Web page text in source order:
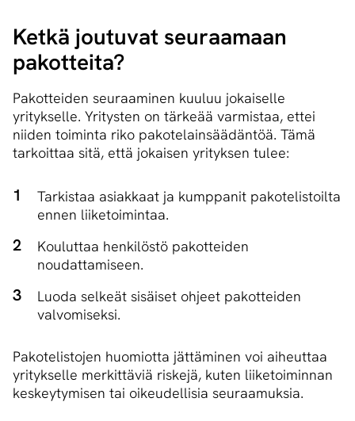
Ketkä joutuvat seuraamaan
pakotteita?
Pakotteiden seuraaminen kuuluu jokaiselle
yritykselle. Yritysten on tärkeää varmistaa, ettei
niiden toiminta riko pakotelainsäädäntöä. Tämä
tarkoittaa sitä, että jokaisen yrityksen tulee:
Tarkistaa asiakkaat ja kumppanit pakotelistoilta
ennen liiketoimintaa.
Kouluttaa henkilöstö pakotteiden
noudattamiseen.
Luoda selkeät sisäiset ohjeet pakotteiden
valvomiseksi.
Pakotelistojen huomiotta jättäminen voi aiheuttaa
yritykselle merkittäviä riskejä, kuten liiketoiminnan
keskeytymisen tai oikeudellisia seuraamuksia.